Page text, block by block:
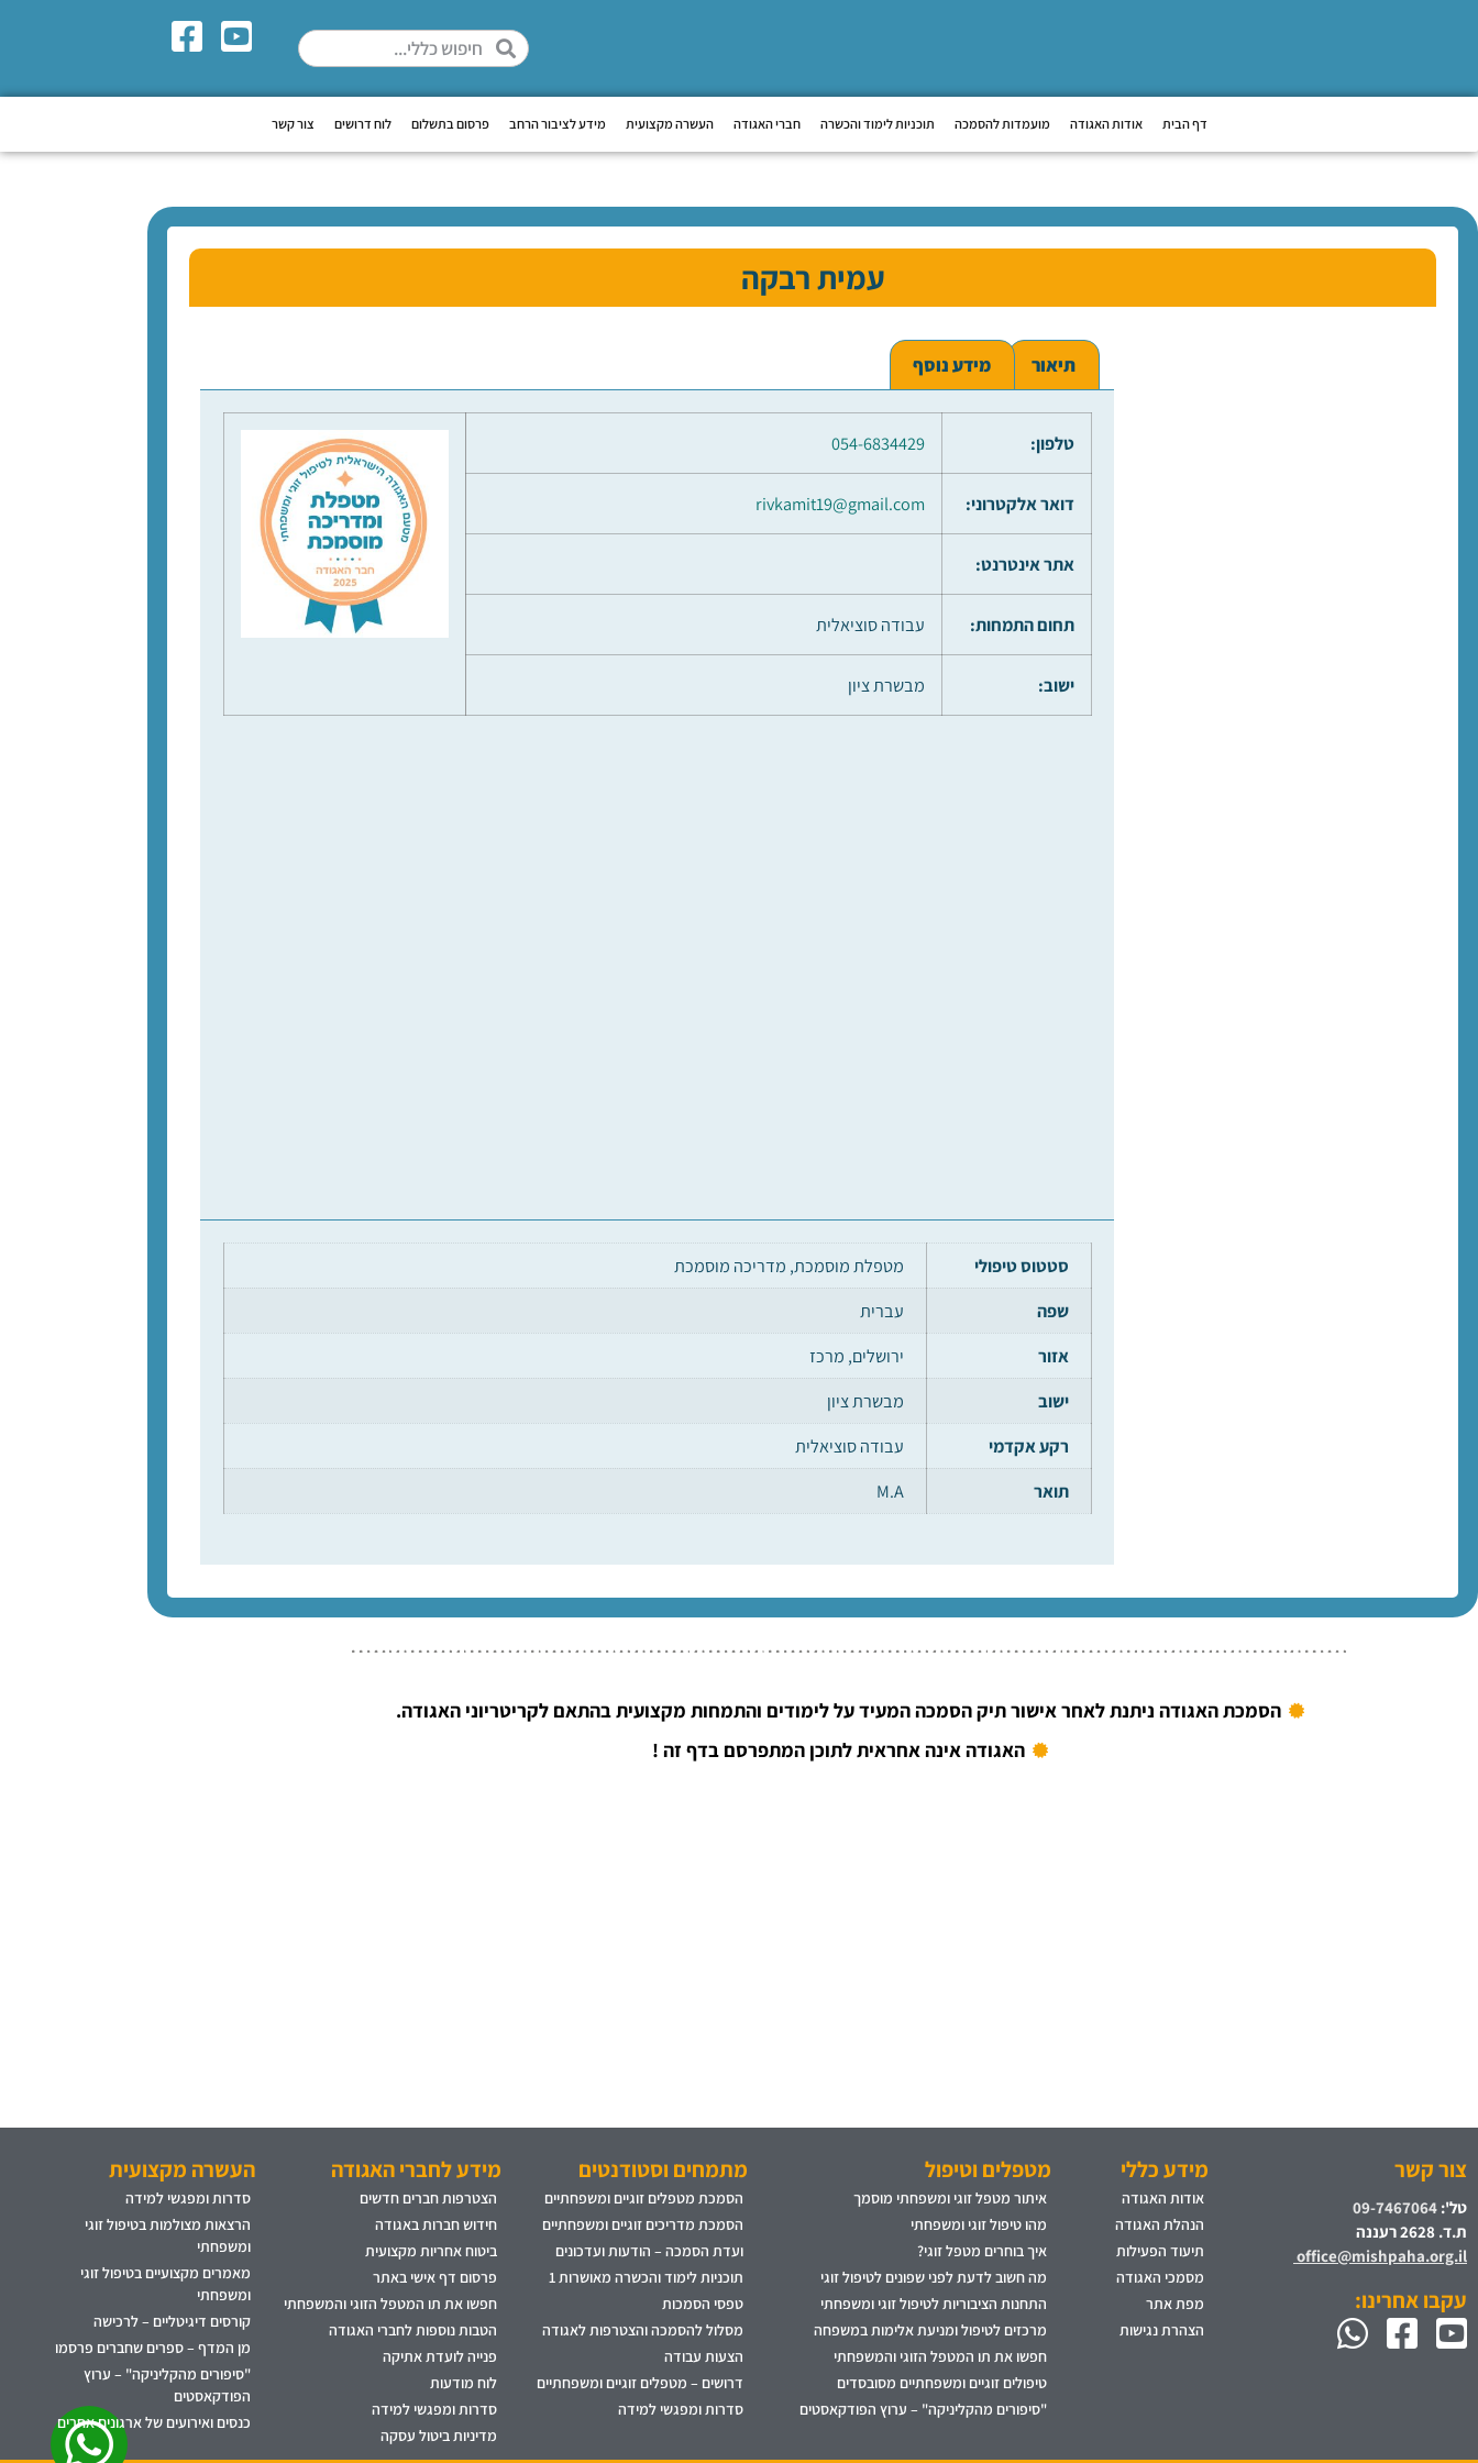
דף הבית אודות האגודה מועמדות להסמכה תוכניות לימוד והכשרה חברי האגודה העשרה מקצועית מידע לציבור הרחב פרסום בתשלום לוח דרושים צור קשר
עמית רבקה
תיאור מידע נוסף
טלפון: 054-6834429
דואר אלקטרוני: rivkamit19@gmail.com
אתר אינטרנט:
תחום התמחות: עבודה סוציאלית
ישוב: מבשרת ציון
סטטוס טיפולי
מטפלת מוסמכת, מדריכה מוסמכת
שפה
עברית
אזור
ירושלים, מרכז
ישוב
מבשרת ציון
רקע אקדמי
עבודה סוציאלית
תואר
M.A
הסמכת האגודה ניתנת לאחר אישור תיק הסמכה המעיד על לימודים והתמחות מקצועית בהתאם לקריטריוני האגודה.
האגודה אינה אחראית לתוכן המתפרסם בדף זה !
צור קשר
טל': 09-7467064
ת.ד. 2628 רעננה
office@mishpaha.org.il
עקבו אחרינו:
מידע כללי
אודות האגודה
הנהלת האגודה
תיעוד הפעילות
מסמכי האגודה
מפת אתר
הצהרת נגישות
מטפלים וטיפול
איתור מטפל זוגי ומשפחתי מוסמך
מהו טיפול זוגי ומשפחתי
איך בוחרים מטפל זוגי?
מה חשוב לדעת לפני שפונים לטיפול זוגי
התחנות הציבוריות לטיפול זוגי ומשפחתי
מרכזים לטיפול ומניעת אלימות במשפחה
חפשו את תו המטפל הזוגי והמשפחתי
טיפולים זוגיים ומשפחתיים מסובסדים
"סיפורים מהקליניקה" – ערוץ הפודקאסטים
מתמחים וסטודנטים
הסמכת מטפלים זוגיים ומשפחתיים
הסמכת מדריכים זוגיים ומשפחתיים
ועדת הסמכה – הודעות ועדכונים
תוכניות לימוד והכשרה מאושרות 1
טפסי הסמכות
מסלול להסמכה והצטרפות לאגודה
הצעות עבודה
דרושים – מטפלים זוגיים ומשפחתיים
סדרות ומפגשי למידה
מידע לחברי האגודה
הצטרפות חברים חדשים
חידוש חברות באגודה
ביטוח אחריות מקצועית
פרסום דף אישי באתר
חפשו את תו המטפל הזוגי והמשפחתי
הטבות נוספות לחברי האגודה
פנייה לועדת אתיקה
לוח מודעות
סדרות ומפגשי למידה
מדיניות ביטול עסקה
העשרה מקצועית
סדרות ומפגשי למידה
הרצאות מצולמות בטיפול זוגי
ומשפחתי
מאמרים מקצועיים בטיפול זוגי
ומשפחתי
קורסים דיגיטליים – לרכישה
מן המדף – ספרים שחברים פרסמו
"סיפורים מהקליניקה" – ערוץ
הפודקאסטים
כנסים ואירועים של ארגונים אחרים